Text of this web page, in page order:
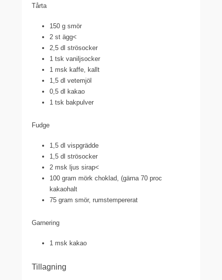
Tårta
150 g smör
2 st ägg<
2,5 dl strösocker
1 tsk vaniljsocker
1 msk kaffe, kallt
1,5 dl vetemjöl
0,5 dl kakao
1 tsk bakpulver
Fudge
1,5 dl vispgrädde
1,5 dl strösocker
2 msk ljus sirap<
100 gram mörk choklad, (gärna 70 proc
kakaohalt
75 gram smör, rumstempererat
Garnering
1 msk kakao
Tillagning